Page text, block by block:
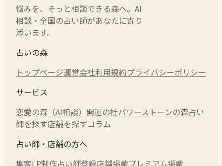
悩みを、そっと相談できる森へ。AI
相談・全国の占い師があなたに寄り
添います。
占いの森
トップページ運営会社利用規約プライバシーポリシー
サービス
恋愛の森（AI相談） 開運の杜パワーストーンの森占い
師を探す店舗を探すコラム
占い師・店舗の方へ
集客LP制作占い師登録店舗掲載プレミアム掲載